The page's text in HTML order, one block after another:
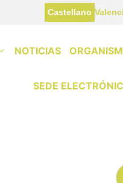
Castellano
NOTICIAS
SEDE